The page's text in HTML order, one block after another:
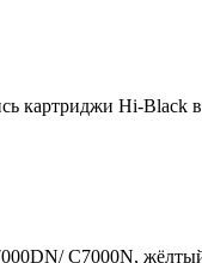
картриджи Hi-
C7000N,